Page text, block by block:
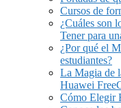
Cursos de
¿Cuáles son
Tener para
¿Por qué el
estudiantes?
La Magia de
Huawei
Cómo Elegir